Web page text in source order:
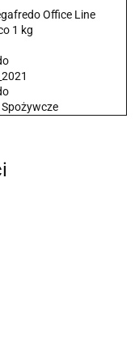
Office Line
1 kg